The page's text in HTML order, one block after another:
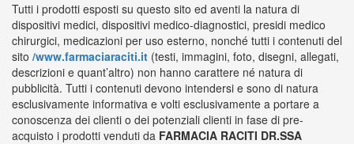
Tutti i prodotti esposti su questo sito ed aventi la natura di
dispositivi medici, dispositivi medico-diagnostici, presidi medico
chirurgici, medicazioni per uso esterno, nonché tutti i contenuti del
sito /www.farmaciaraciti.it (testi, immagini, foto, disegni, allegati,
descrizioni e quant’altro) non hanno carattere né natura di
pubblicità. Tutti i contenuti devono intendersi e sono di natura
esclusivamente informativa e volti esclusivamente a portare a
conoscenza dei clienti o dei potenziali clienti in fase di pre-
acquisto i prodotti venduti da FARMACIA RACITI DR.SSA